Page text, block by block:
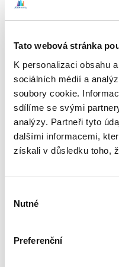
Tato webová stránka
K personalizaci obsahu
sociálních médií a
soubory cookie.
sdílíme se svými
analýzy. Partneři tyto
dalšími informacemi,
získali v důsledku toho,
souhlasu
Nutné
Preferenční
Informace o
Povaha:
Vlastnictví:
Stav:
Elektřina: ano
Voda: ano
Podlaží: 1NP
Parkování: na
Cena:
Nemovitost